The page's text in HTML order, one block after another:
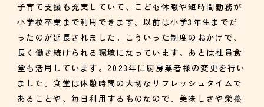
子育て支援も充実していて、こども休暇や短時間勤務が
小学校卒業まで利用できます。以前は小学3年生までだ
ったのが延長されました。こういった制度のおかげで、
長く働き続けられる環境になっています。あとは社員食
堂も活用しています。2023年に厨房業者様の変更を行い
ました。食堂は休憩時間の大切なリフレッシュタイムで
あることや、毎日利用するものなので、美味しさや栄養